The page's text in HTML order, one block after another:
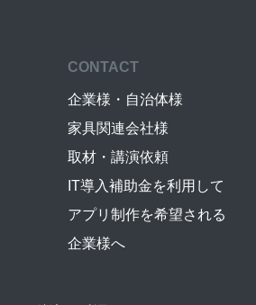
CONTACT
企業様・自治体様
家具関連会社様
取材・講演依頼
IT導入補助金を利用して
アプリ制作を希望される
企業様へ